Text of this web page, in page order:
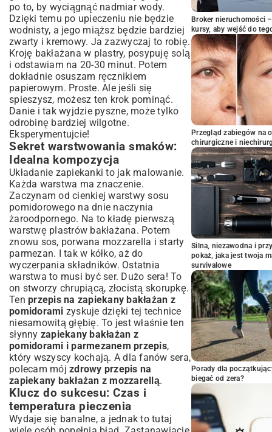
po to, by wyciągnąć nadmiar wody.
Dzięki temu po upieczeniu nie będzie
wodnisty, a jego miąższ będzie bardziej
zwarty i kremowy. Ja zazwyczaj to robię.
Kroję bakłażana w plastry, posypuję solą
i odstawiam na 20-30 minut. Potem
dokładnie osuszam ręcznikiem
papierowym. Proste. Ale jeśli się
spieszysz, możesz ten krok pominąć.
Danie i tak wyjdzie pyszne, może tylko
odrobinę bardziej wilgotne.
Eksperymentujcie!
Sekret warstwowania smaków:
Idealna kompozycja
Układanie zapiekanki to jak malowanie.
Każda warstwa ma znaczenie.
Zaczynam od cienkiej warstwy sosu
pomidorowego na dnie naczynia
żaroodpornego. Na to kładę pierwszą
warstwę plastrów bakłażana. Potem
znowu sos, porwana mozzarella i starty
parmezan. I tak w kółko, aż do
wyczerpania składników. Ostatnia
warstwa to musi być ser. Dużo sera! To
on stworzy chrupiącą, złocistą skorupkę.
Ten przepis na zapiekany bakłażan z
pomidorami zyskuje dzięki tej technice
niesamowitą głębię. To jest właśnie ten
słynny zapiekany bakłażan z
pomidorami i parmezanem przepis,
który wszyscy kochają. A dla fanów sera,
polecam mój zdrowy przepis na
zapiekany bakłażan z mozzarellą.
Klucz do sukcesu: Czas i
temperatura pieczenia
Wydaje się banalne, a jednak to tutaj
Broker nieruchomości
kursy, aby wejść do
Przegląd zabiegów na
chirurgiczne i
Silna, niezawodna i
pokaż, jaka jest twoja
survivalowe
Porady dla
biegać od zera?